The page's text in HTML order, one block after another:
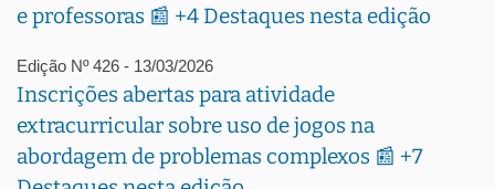
e professoras 📰 +4 Destaques nesta edição
Edição Nº 426 - 13/03/2026
Inscrições abertas para atividade
extracurricular sobre uso de jogos na
abordagem de problemas complexos 📰 +7